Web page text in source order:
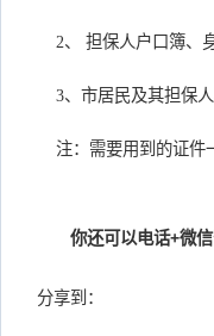
2、 担保人户口簿、
3、市居民及其担保
注：需要用到的证件
你还可以电话+微信
分享到：